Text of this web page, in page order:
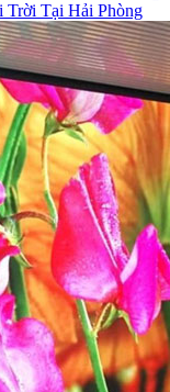
Tại Hải Phòng